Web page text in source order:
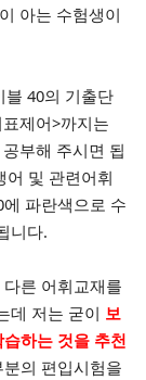
아는 수험생이
블 40의 기출단
제어>까지는
부해 주시면 됩
어 및 관련어휘
파란색으로 수
니다.
른 어휘교재를
데 저는 굳이 보
하는 것을 추천
의 편입시험을